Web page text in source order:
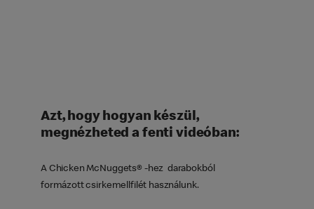
Azt, hogy hogyan készül,
megnézheted a fenti videóban:
A ​Chicken McNuggets® -hez darabokból
formázott csirkemellfilét használunk.